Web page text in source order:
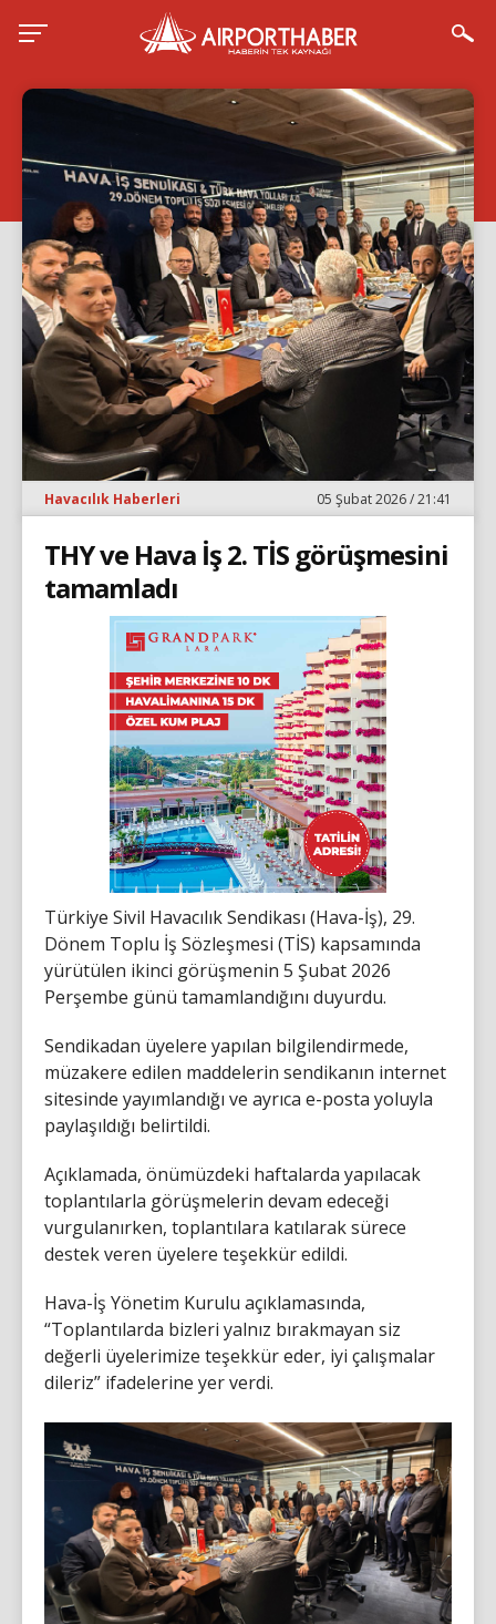
Havacılık Haberleri 05 Şubat 2026 / 21:41
THY ve Hava İş 2. TİS görüşmesini
tamamladı
Türkiye Sivil Havacılık Sendikası (Hava-İş), 29.
Dönem Toplu İş Sözleşmesi (TİS) kapsamında
yürütülen ikinci görüşmenin 5 Şubat 2026
Perşembe günü tamamlandığını duyurdu.
Sendikadan üyelere yapılan bilgilendirmede,
müzakere edilen maddelerin sendikanın internet
sitesinde yayımlandığı ve ayrıca e-posta yoluyla
paylaşıldığı belirtildi.
Açıklamada, önümüzdeki haftalarda yapılacak
toplantılarla görüşmelerin devam edeceği
vurgulanırken, toplantılara katılarak sürece
destek veren üyelere teşekkür edildi.
Hava-İş Yönetim Kurulu açıklamasında,
“Toplantılarda bizleri yalnız bırakmayan siz
değerli üyelerimize teşekkür eder, iyi çalışmalar
dileriz” ifadelerine yer verdi.